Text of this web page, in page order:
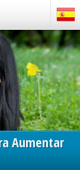
Aumentar